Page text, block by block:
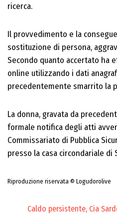
ricerca.
Il provvedimento e la
sostituzione di persona,
Secondo quanto accertato ha
online utilizzando i dati
precedentemente smarrito la
La donna, gravata da
formale notifica degli atti
Commissariato di Pubblica
presso la casa circondariale di
Riproduzione riservata © Logudorolive
Caldo persistente, Cia